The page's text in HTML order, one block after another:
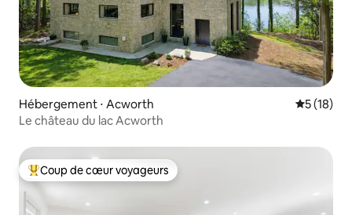
Hébergement ⋅ Acworth
5 (18)
Le château du lac Acworth
Coups de cœur voyageurs les plus appréciés
Coup de cœur voyageurs